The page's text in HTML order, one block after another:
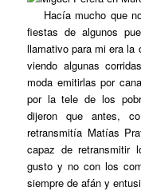
Hacía mucho que
fiestas de algunos
llamativo para mi era la
viendo algunas
moda emitirlas por
por la tele de los
dijeron que antes,
retransmitía Matías
capaz de retransmitir
gusto y no con los
siempre de afán y